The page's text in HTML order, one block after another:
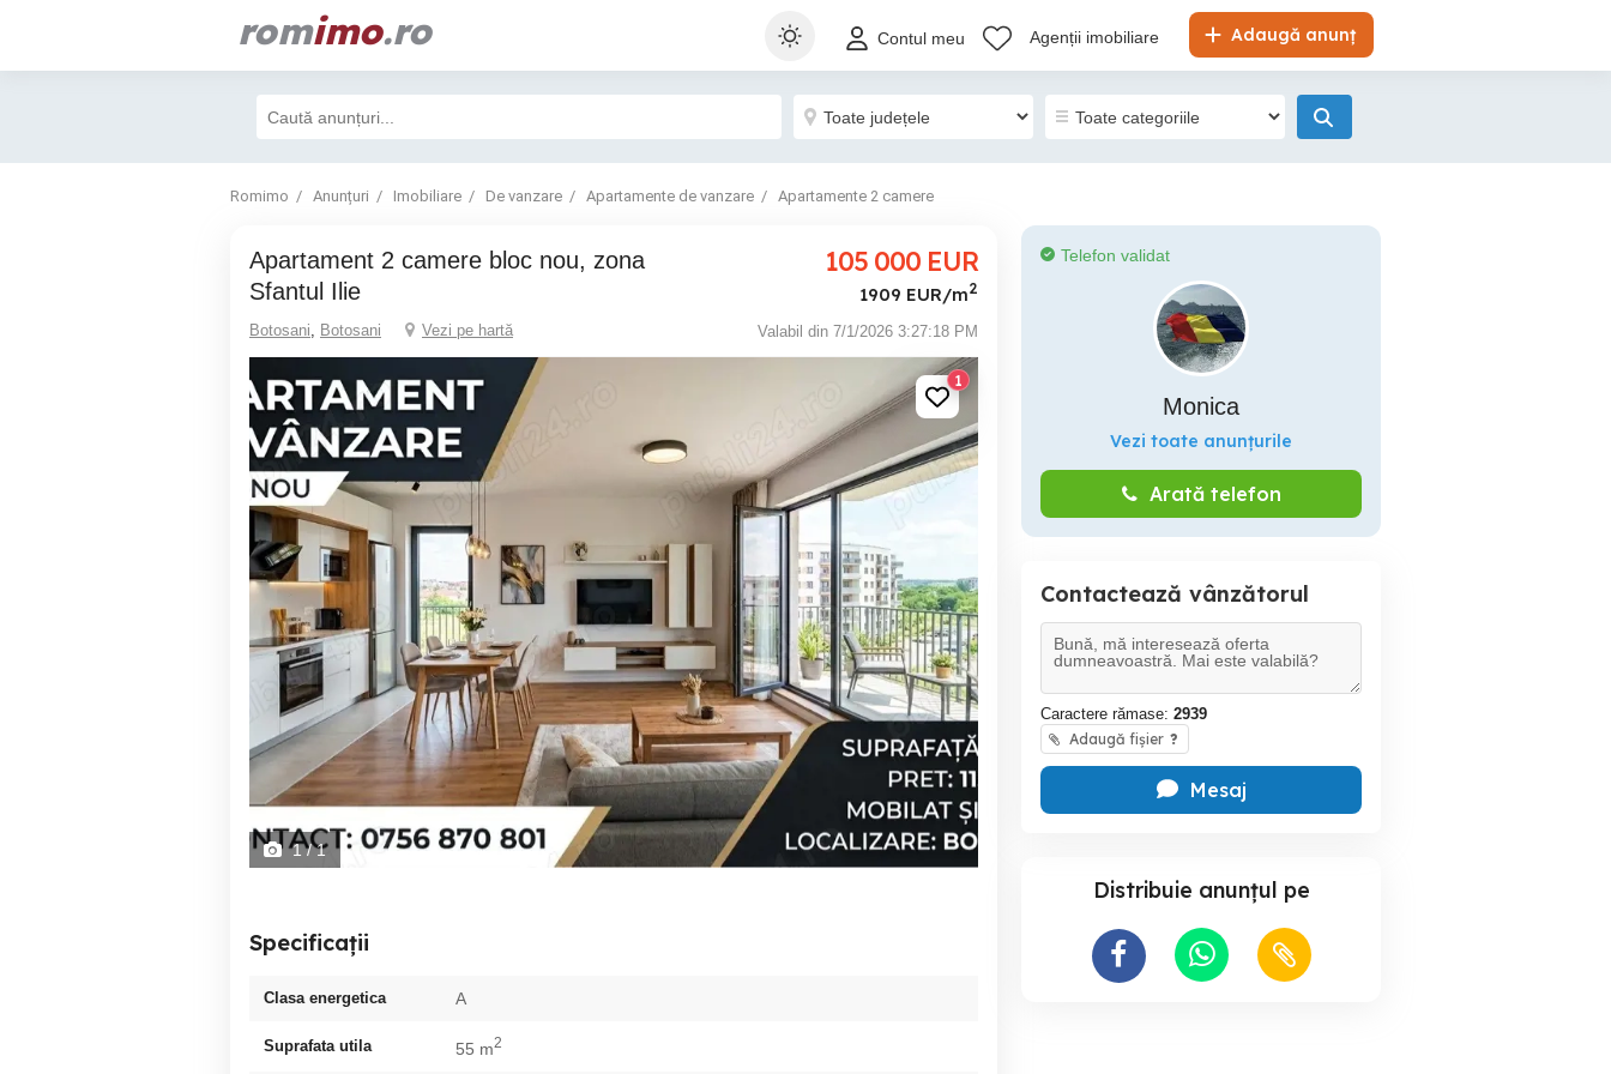
romimo.ro Adaugă anunț
Contul meu Agenții imobiliare
Romimo Anunțuri Imobiliare De vanzare Apartamente de vanzare Apartamente 2 camere
apartament 2 camere bloc nou, zona
Sfantul Ilie
105 000 EUR
1909 EUR/m2
Botosani, Botosani Vezi pe hartă Valabil din 7/1/2026 3:27:18 PM
1
1/ 1
Specificații
Clasa energetica A
Suprafata utila 55 m2
Telefon validat
Monica
Vezi toate anunțurile
Arată telefon
Contactează vânzătorul
Caractere rămase: 2939
Adaugă fișier ?
Mesaj
Distribuie anunțul pe